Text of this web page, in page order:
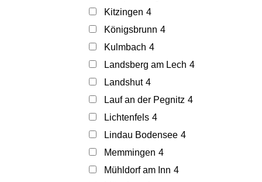
Kitzingen 4
Königsbrunn 4
Kulmbach 4
Landsberg am Lech 4
Landshut 4
Lauf an der Pegnitz 4
Lichtenfels 4
Lindau Bodensee 4
Memmingen 4
Mühldorf am Inn 4